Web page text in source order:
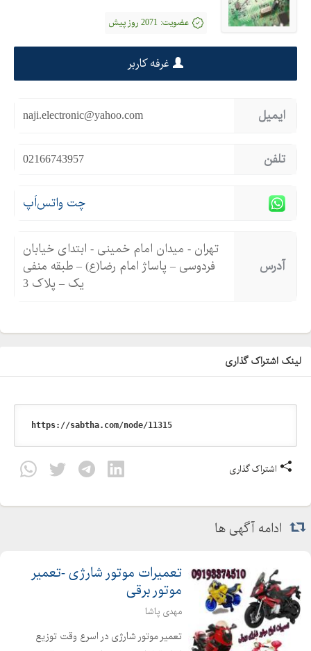
عضویت: 2071 روز پیش
غرفه کاربر
ایمیل naji.electronic@yahoo.com
تلفن 02166743957
چت واتس‌اَپ
آدرس
تهران - میدان امام خمینی - ابتدای خیابان
فردوسی – پاساژ امام رضا(ع) – طبقه منفی
یک – پلاک 3
لینک اشتراک گذاری
اشتراک گذاری
ادامه آگهی ها
تعمیرات موتور شارژی -تعمیر
موتور برقی
مهدی پاشا
تعمیر موتور شارژی در اسرع وقت توزیع